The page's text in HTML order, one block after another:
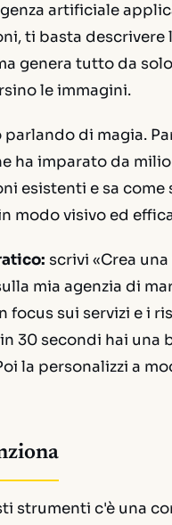
artificiale
ti basta descrivere
genera tutto da
le immagini.
parlando di magia.
ha imparatoda
esistenti e sa
modo visivo ed
scrivi «Crea
mia agenzia di
focus sui servizi e i
30 secondi hai una
la personalizzi a
strumenti c'è una